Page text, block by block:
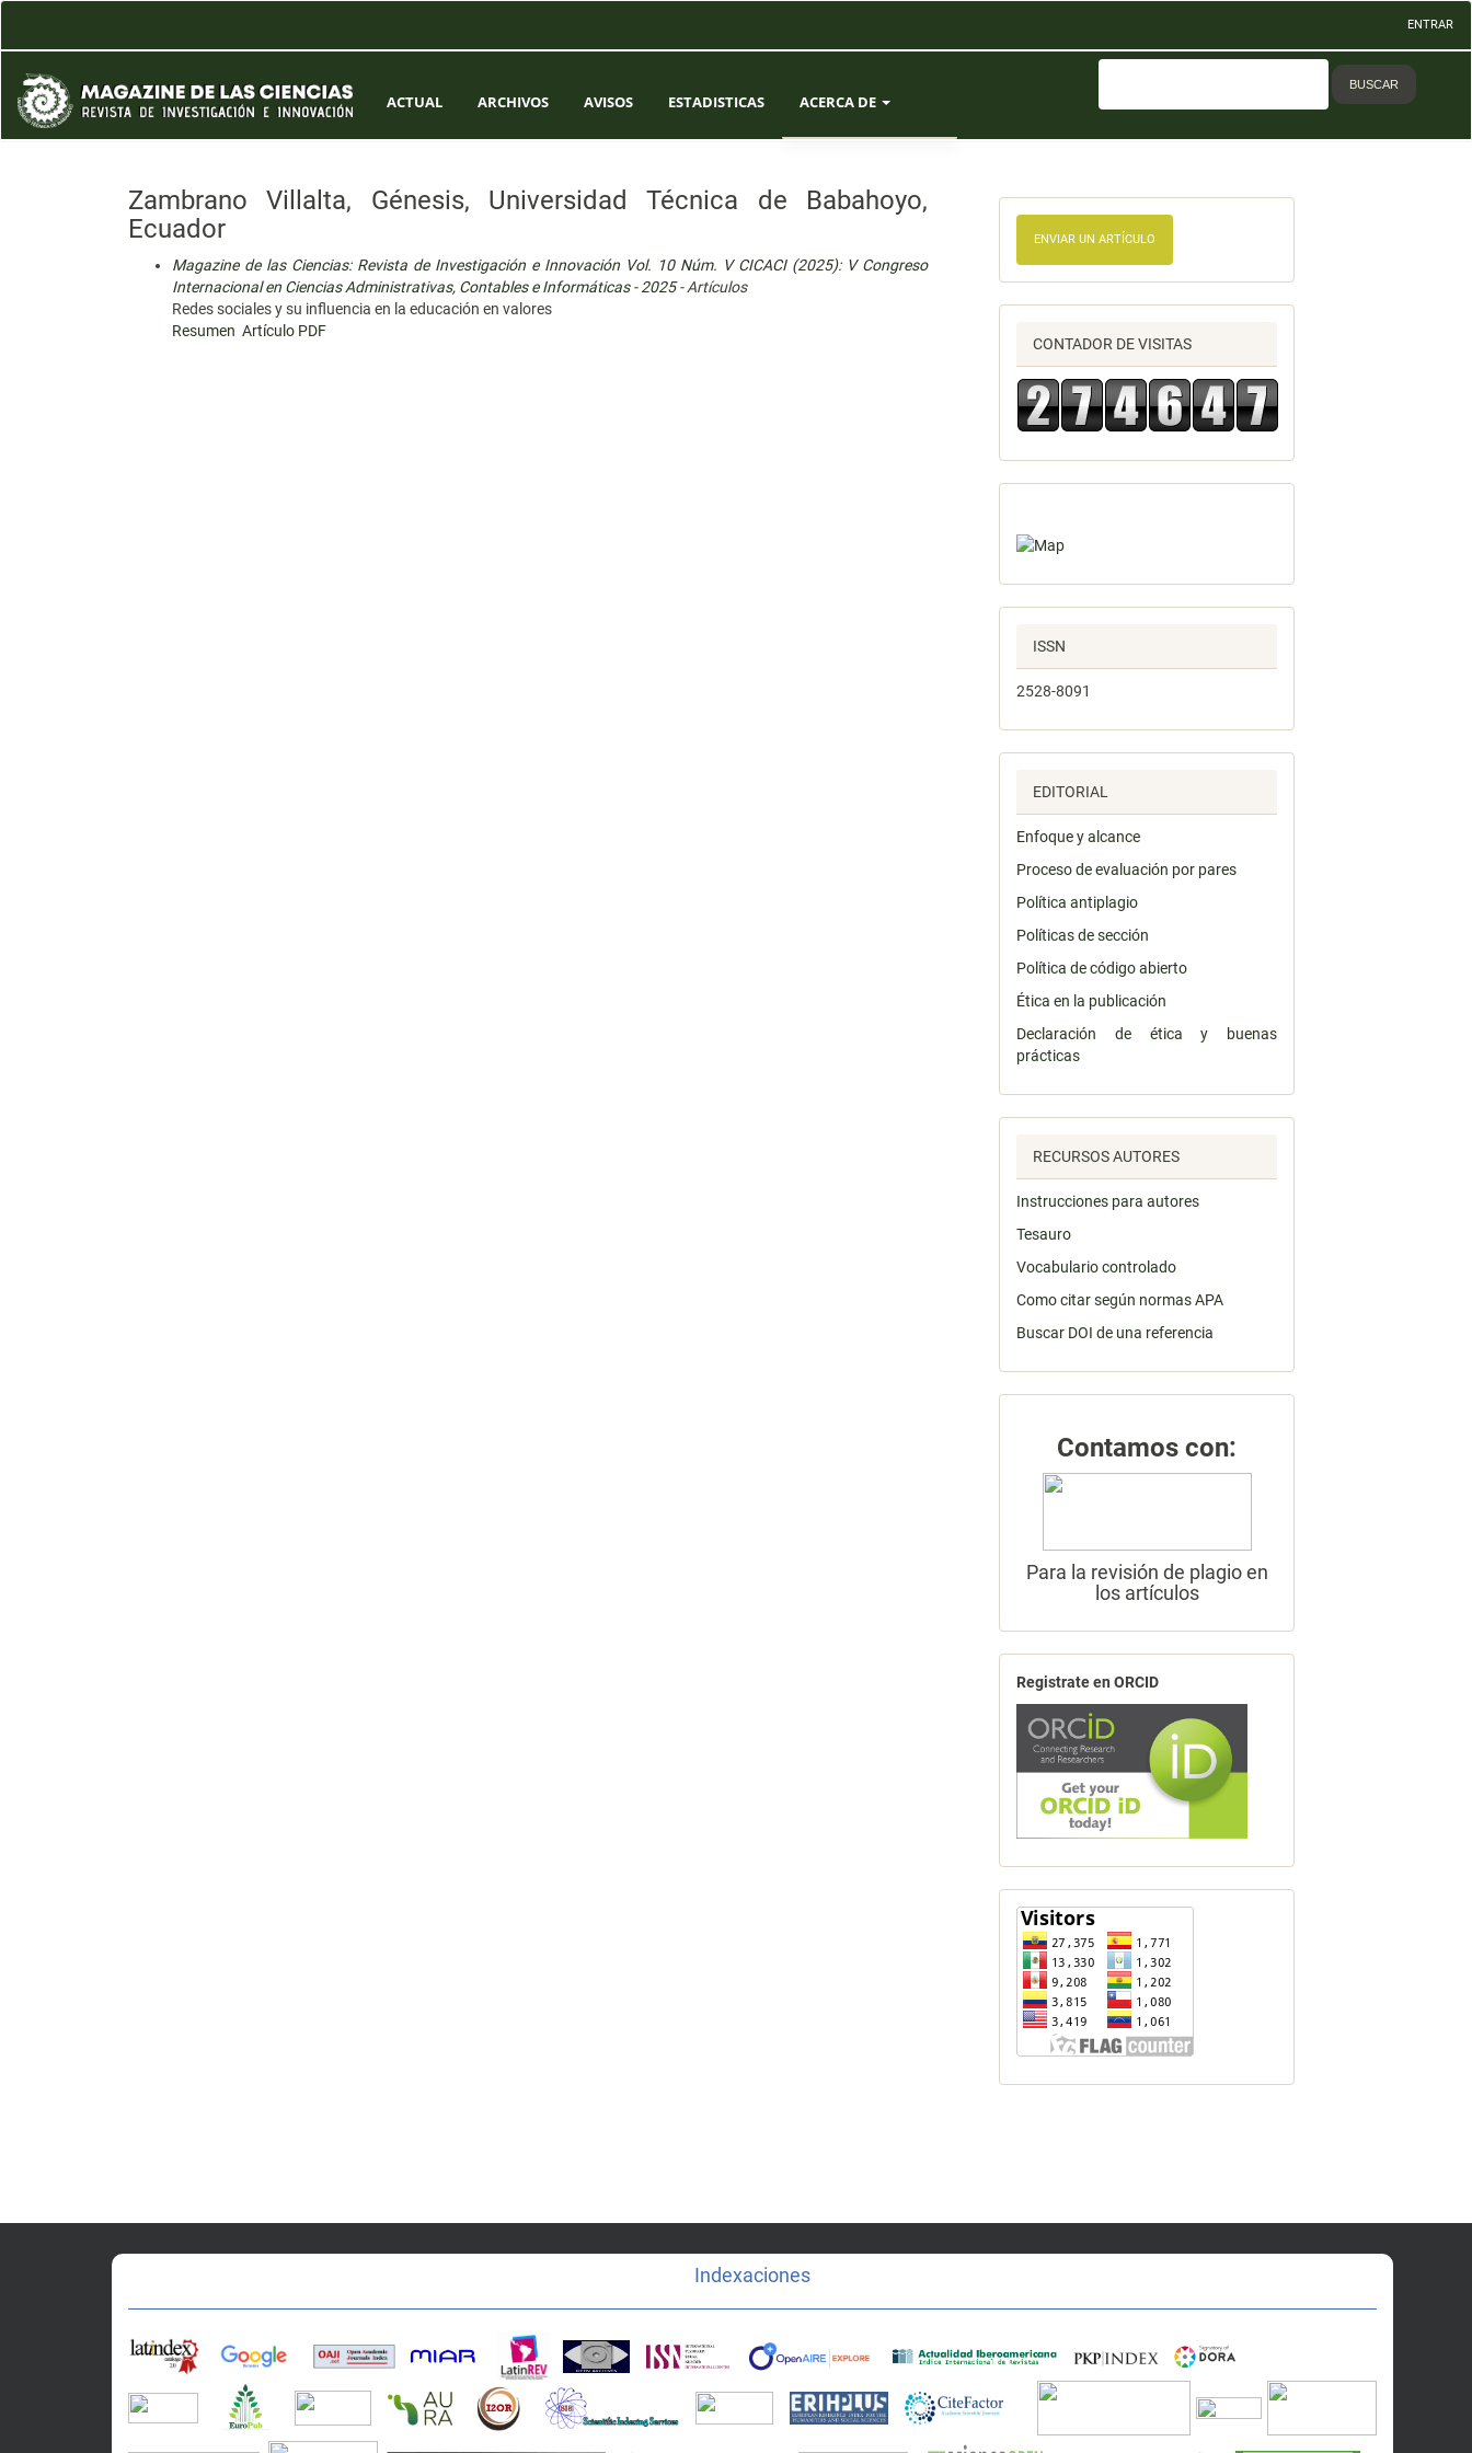
Contenido
principal
Barra
lateral
ENTRAR
ACTUAL ARCHIVOS AVISOS ESTADISTICAS ACERCA DE
EQUIPO EDITORIAL
BUSCAR
Zambrano Villalta, Génesis, Universidad Técnica de Babahoyo,
Ecuador
Magazine de las Ciencias: Revista de Investigación e Innovación Vol. 10 Núm. V CICACI (2025): V Congreso
Internacional en Ciencias Administrativas, Contables e Informáticas - 2025- Artículos
Redes sociales y su influencia en la educación en valores
Resumen Artículo PDF
ENVIAR UN ARTÍCULO
CONTADOR DE VISITAS
ISSN
2528-8091
EDITORIAL
Enfoque y alcance
Proceso de evaluación por pares
Política antiplagio
Políticas de sección
Política de código abierto
Ética en la publicación
Declaración de ética y buenas
prácticas
RECURSOS AUTORES
Instrucciones para autores
Tesauro
Vocabulario controlado
Como citar según normas APA
Buscar DOI de una referencia
Contamos con:
Para la revisión de plagio en
los artículos
Registrate en ORCID
Indexaciones